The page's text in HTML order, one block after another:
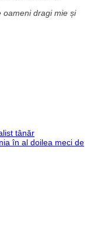
oameni dragi mie și
tânăr
în al doilea meci de